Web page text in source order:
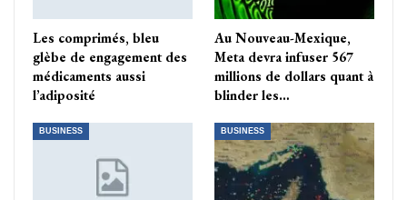
Les comprimés, bleu
glèbe de engagement des
médicaments aussi
l’adiposité
Au Nouveau-Mexique,
Meta devra infuser 567
millions de dollars quant à
blinder les…
BUSINESS BUSINESS